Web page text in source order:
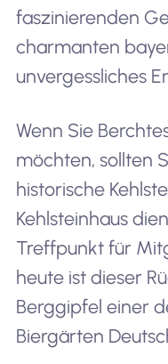
faszinierenden
charmanten
unvergessliches
Wenn Sie
möchten, sollten
historische
Kehlsteinhaus
Treffpunkt für
heute ist dieser
Berggipfel einer
Biergärten